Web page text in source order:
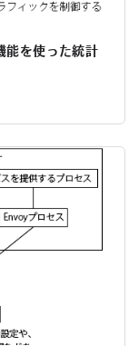
能を使った統計